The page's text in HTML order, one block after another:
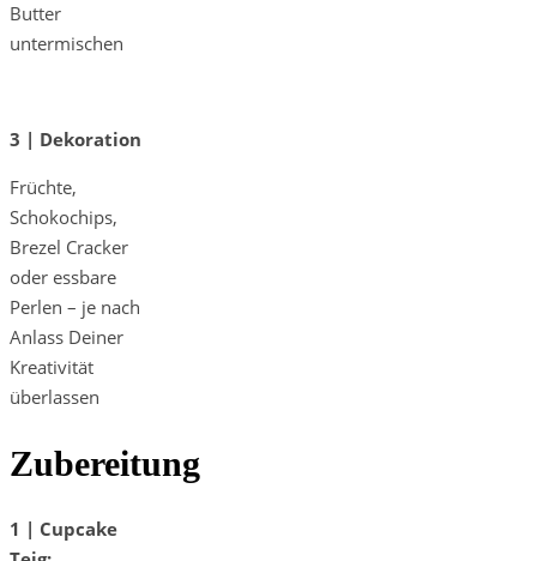
Butter
untermischen
3 | Dekoration
Früchte,
Schokochips,
Brezel Cracker
oder essbare
Perlen – je nach
Anlass Deiner
Kreativität
überlassen
Zubereitung
1 | Cupcake